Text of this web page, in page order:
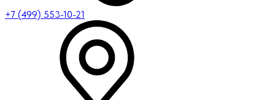
+7 (499) 553-10-21